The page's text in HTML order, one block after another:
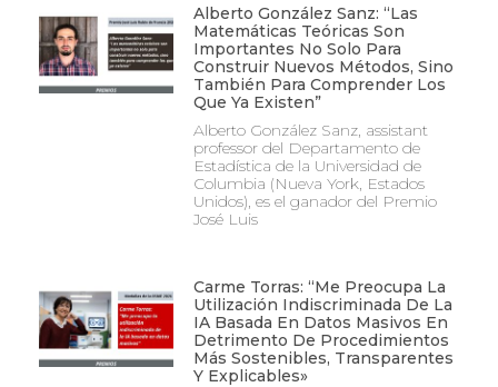
Alberto González Sanz: “Las
Matemáticas Teóricas Son
Importantes No Solo Para
Construir Nuevos Métodos, Sino
También Para Comprender Los
Que Ya Existen”
Alberto González Sanz, assistant
professor del Departamento de
Estadística de la Universidad de
Columbia (Nueva York, Estados
Unidos), es el ganador del Premio
José Luis
Carme Torras: “Me Preocupa La
Utilización Indiscriminada De La
IA Basada En Datos Masivos En
Detrimento De Procedimientos
Más Sostenibles, Transparentes
Y Explicables»